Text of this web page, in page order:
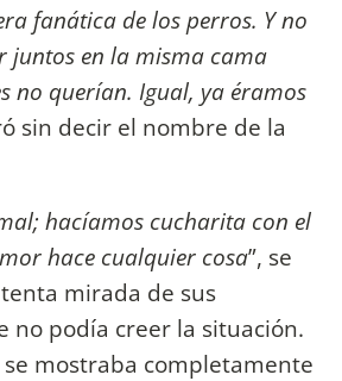
fanática de los perros. Y no
en la misma cama
no querían. Igual, ya éramos
sin decir el nombre de la
hacíamos cucharita con el
hace cualquier cosa”, se
mirada de sus
no podía creer la situación.
mostraba completamente